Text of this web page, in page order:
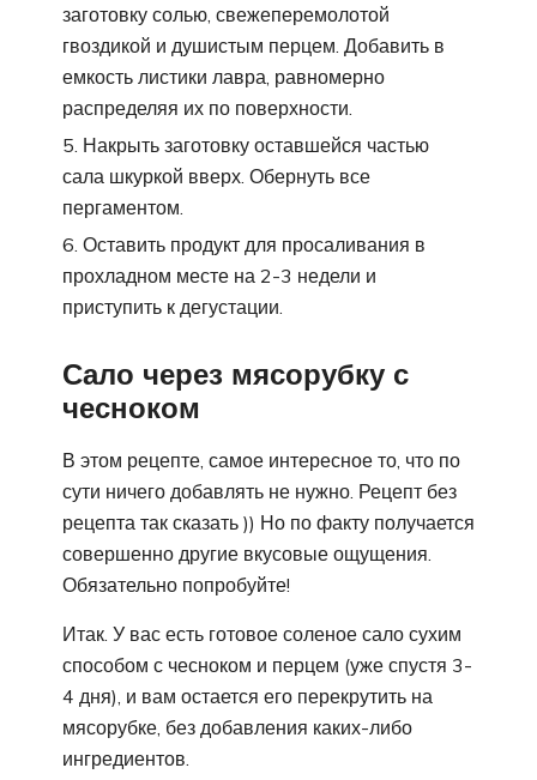
заготовку солью, свежеперемолотой
гвоздикой и душистым перцем. Добавить в
емкость листики лавра, равномерно
распределяя их по поверхности.
Накрыть заготовку оставшейся частью
сала шкуркой вверх. Обернуть все
пергаментом.
Оставить продукт для просаливания в
прохладном месте на 2-3 недели и
приступить к дегустации.
Сало через мясорубку с
чесноком
В этом рецепте, самое интересное то, что по
сути ничего добавлять не нужно. Рецепт без
рецепта так сказать )) Но по факту получается
совершенно другие вкусовые ощущения.
Обязательно попробуйте!
Итак. У вас есть готовое соленое сало сухим
способом с чесноком и перцем (уже спустя 3-
4 дня), и вам остается его перекрутить на
мясорубке, без добавления каких-либо
ингредиентов.